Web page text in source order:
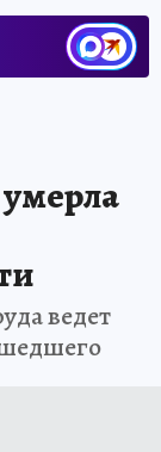
ведет